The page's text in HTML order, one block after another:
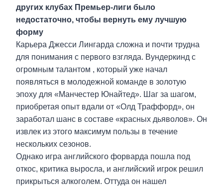
других клубах Премьер-лиги было
недостаточно, чтобы вернуть ему лучшую
форму
Карьера Джесси Лингарда сложна и почти трудна
для понимания с первого взгляда. Вундеркинд с
огромным талантом , который уже начал
появляться в молодежной команде в золотую
эпоху для «Манчестер Юнайтед». Шаг за шагом,
приобретая опыт вдали от «Олд Траффорд», он
заработал шанс в составе «красных дьяволов». Он
извлек из этого максимум пользы в течение
нескольких сезонов.
Однако игра английского форварда пошла под
откос, критика выросла, и английский игрок решил
прикрыться алкоголем. Оттуда он нашел